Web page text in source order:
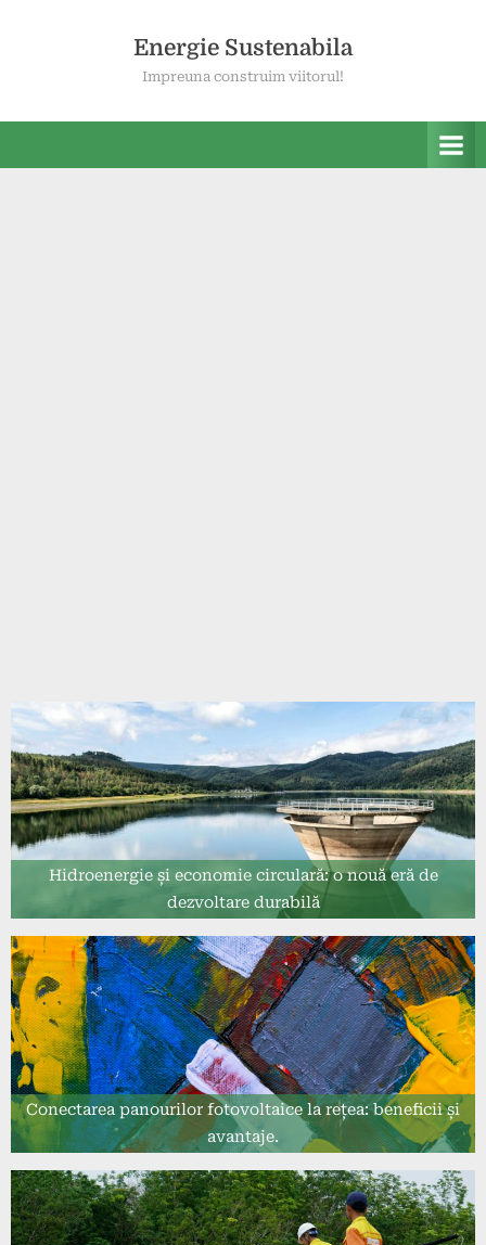
Energie Sustenabila
Impreuna construim viitorul!
Hidroenergie și economie circulară: o nouă eră de
dezvoltare durabilă
Conectarea panourilor fotovoltaice la rețea: beneficii și
avantaje.